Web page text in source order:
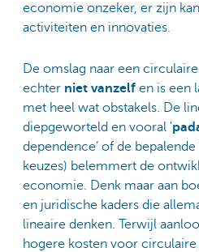
economie onzeker, er zijn
activiteiten en innovaties.
De omslag naar een
echter niet vanzelf en is een
met heel wat obstakels. De
diepgeworteld en vooral '
dependence’ of de
keuzes) belemmert de
economie. Denk maar aan
en juridische kaders die
lineaire denken. Terwijl
hogere kosten voor